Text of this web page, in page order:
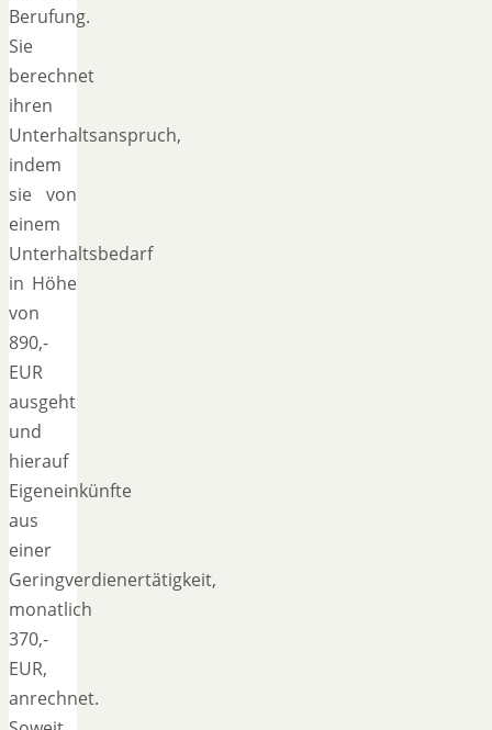
Berufung.
Sie
berechnet
ihren
Unterhaltsanspruch,
indem
sie von
einem
Unterhaltsbedarf
in Höhe
von
890,-
EUR
ausgeht
und
hierauf
Eigeneinkünfte
aus
einer
Geringverdienertätigkeit,
monatlich
370,-
EUR,
anrechnet.